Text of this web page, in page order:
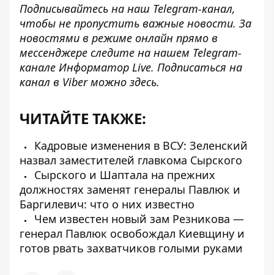
Подписывайтесь на наш Telegram-канал,
чтобы не пропустить важные новости. За
новостями в режиме онлайн прямо в
мессенджере следите на нашем Telegram-
канале Информатор Live. Подписаться на
канал в Viber можно здесь.
ЧИТАЙТЕ ТАКЖЕ:
Кадровые изменения в ВСУ: Зеленский
назвал заместителей главкома Сырского
Сырского и Шаптала на прежних
должностях заменят генералы Павлюк и
Баргилевич: что о них известно
Чем известен новый зам Резникова —
генерал Павлюк освобождал Киевщину и
готов рвать захватчиков голыми руками